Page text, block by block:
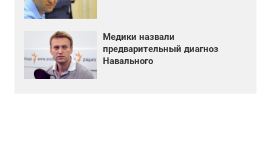
Медики назвали
предварительный диагноз
Навального